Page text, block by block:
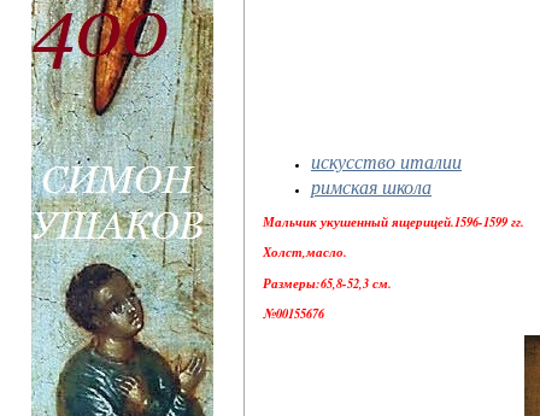
искусство италии
римская школа
Мальчик укушенный ящерицей.1596-1599 гг.
Холст,масло.
Размеры:65,8-52,3 см.
№00155676